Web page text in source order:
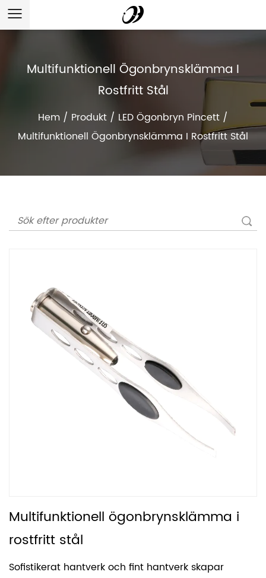
Multifunktionell Ögonbrynsklämma I
Rostfritt Stål
Hem / Produkt / LED Ögonbryn Pincett /
Multifunktionell Ögonbrynsklämma I Rostfritt Stål
Multifunktionell ögonbrynsklämma i
rostfritt stål
Sofistikerat hantverk och fint hantverk skapar